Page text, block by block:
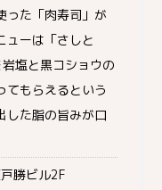
った「肉寿司」が
ューは「さしと
塩と黒コショウの
てもらえるという
した脂の旨みが口
勝ビル2F